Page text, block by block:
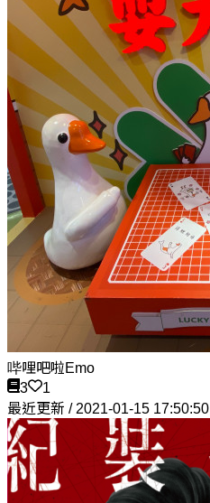
哔哩吧啦Emo
3
1
最近更新 / 2021-01-15 17:50:50